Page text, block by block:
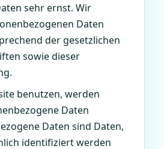
sehr ernst. Wir
Daten
der gesetzlichen
sowie dieser
benutzen, werden
Daten
Daten sind Daten,
identifiziert werden